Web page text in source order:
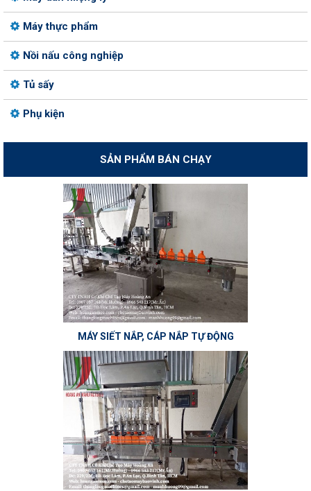
Máy thực phẩm
Nồi nấu công nghiệp
Tủ sấy
Phụ kiện
SẢN PHẨM BÁN CHẠY
MÁY SIẾT NẮP, CÁP NẮP TỰ ĐỘNG